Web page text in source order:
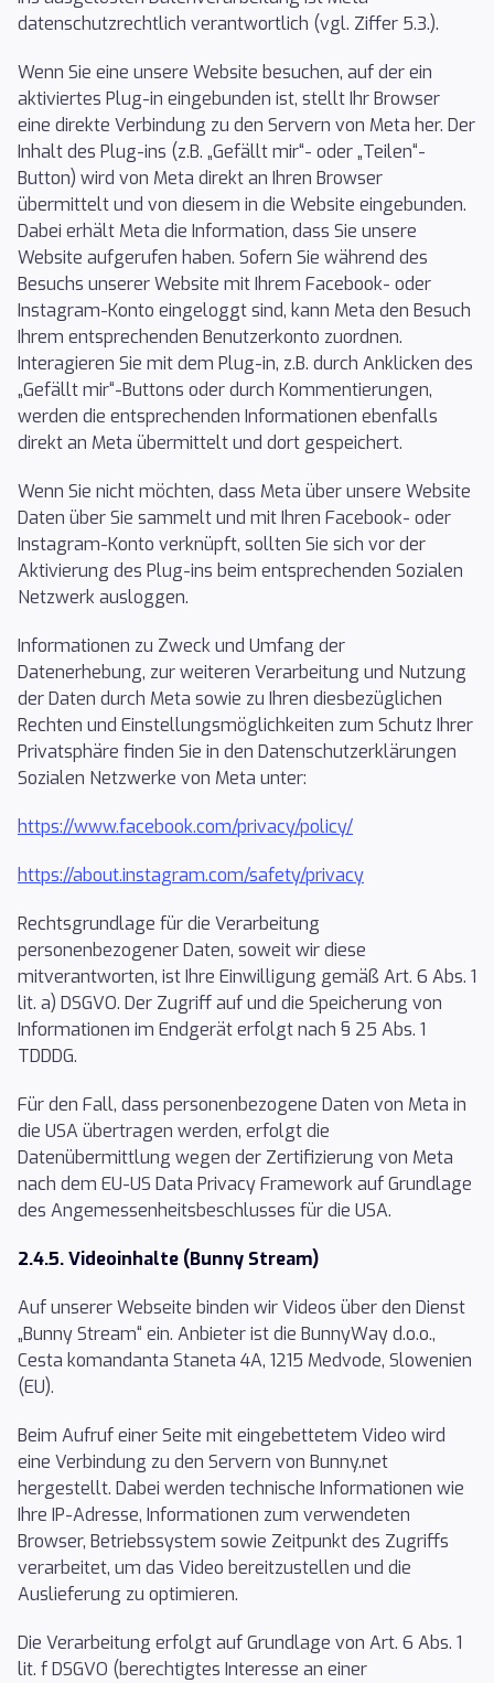
datenschutzrechtlich verantwortlich (vgl. Ziffer 5.3.).
Wenn Sie eine unsere Website besuchen, auf der ein
aktiviertes Plug-in eingebunden ist, stellt Ihr Browser
eine direkte Verbindung zu den Servern von Meta her. Der
Inhalt des Plug-ins (z.B. „Gefällt mir“- oder „Teilen“-
Button) wird von Meta direkt an Ihren Browser
übermittelt und von diesem in die Website eingebunden.
Dabei erhält Meta die Information, dass Sie unsere
Website aufgerufen haben. Sofern Sie während des
Besuchs unserer Website mit Ihrem Facebook- oder
Instagram-Konto eingeloggt sind, kann Meta den Besuch
Ihrem entsprechenden Benutzerkonto zuordnen.
Interagieren Sie mit dem Plug-in, z.B. durch Anklicken des
„Gefällt mir“-Buttons oder durch Kommentierungen,
werden die entsprechenden Informationen ebenfalls
direkt an Meta übermittelt und dort gespeichert.
Wenn Sie nicht möchten, dass Meta über unsere Website
Daten über Sie sammelt und mit Ihren Facebook- oder
Instagram-Konto verknüpft, sollten Sie sich vor der
Aktivierung des Plug-ins beim entsprechenden Sozialen
Netzwerk ausloggen.
Informationen zu Zweck und Umfang der
Datenerhebung, zur weiteren Verarbeitung und Nutzung
der Daten durch Meta sowie zu Ihren diesbezüglichen
Rechten und Einstellungsmöglichkeiten zum Schutz Ihrer
Privatsphäre finden Sie in den Datenschutzerklärungen
Sozialen Netzwerke von Meta unter:
https://www.facebook.com/privacy/policy/
https://about.instagram.com/safety/privacy
Rechtsgrundlage für die Verarbeitung
personenbezogener Daten, soweit wir diese
mitverantworten, ist Ihre Einwilligung gemäß Art. 6 Abs. 1
lit. a) DSGVO. Der Zugriff auf und die Speicherung von
Informationen im Endgerät erfolgt nach § 25 Abs. 1
TDDDG.
Für den Fall, dass personenbezogene Daten von Meta in
die USA übertragen werden, erfolgt die
Datenübermittlung wegen der Zertifizierung von Meta
nach dem EU-US Data Privacy Framework auf Grundlage
des Angemessenheitsbeschlusses für die USA.
2.4.5. Videoinhalte (Bunny Stream)
Auf unserer Webseite binden wir Videos über den Dienst
„Bunny Stream“ ein. Anbieter ist die BunnyWay d.o.o.,
Cesta komandanta Staneta 4A, 1215 Medvode, Slowenien
(EU).
Beim Aufruf einer Seite mit eingebettetem Video wird
eine Verbindung zu den Servern von Bunny.net
hergestellt. Dabei werden technische Informationen wie
Ihre IP-Adresse, Informationen zum verwendeten
Browser, Betriebssystem sowie Zeitpunkt des Zugriffs
verarbeitet, um das Video bereitzustellen und die
Auslieferung zu optimieren.
Die Verarbeitung erfolgt auf Grundlage von Art. 6 Abs. 1
lit. f DSGVO (berechtigtes Interesse an einer